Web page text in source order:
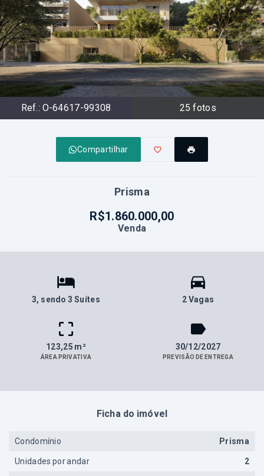
Ref.: O-64617-99308 25 fotos
Compartilhar
Prisma
R$1.860.000,00
Venda
3, sendo 3 Suítes 2 Vagas
123,25 m²
ÁREA PRIVATIVA
30/12/2027
PREVISÃO DE ENTREGA
Ficha do imóvel
Condomínio Prisma
Unidades por andar 2